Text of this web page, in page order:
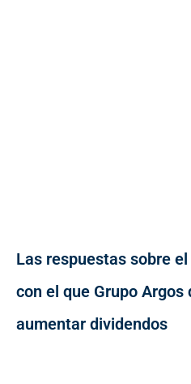
Las respuestas sobre
con el que Grupo
aumentar dividendos